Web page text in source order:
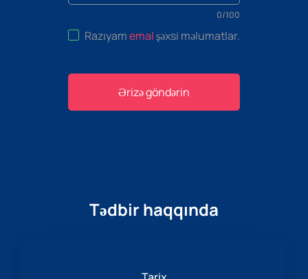
0/100
Razıyamemalşəxsi məlumatlar.
Ərizə göndərin
Tədbir haqqında